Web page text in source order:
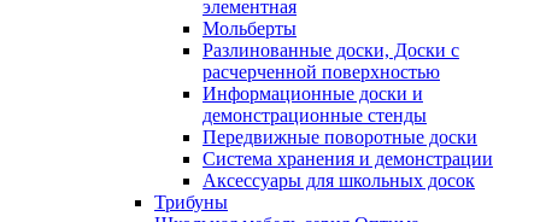
элементная
Мольберты
Разлинованные доски, Доски с
расчерченной поверхностью
Информационные доски и
демонстрационные стенды
Передвижные поворотные доски
Система хранения и демонстрации
Аксессуары для школьных досок
Трибуны